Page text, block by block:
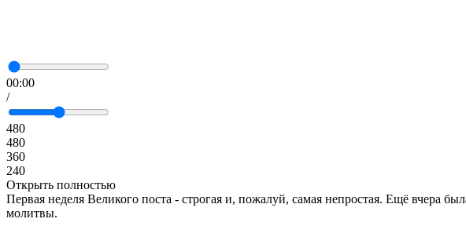
00:00
/
480
480
360
240
Открыть полностью
Первая неделя Великого поста - строгая и, пожалуй, самая непростая. Ещё
молитвы.